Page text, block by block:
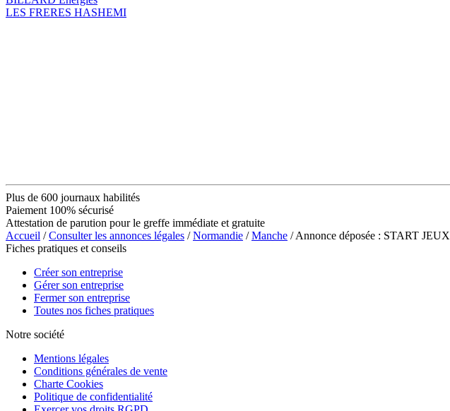
LES FRERES HASHEMI
Plus de 600 journaux habilités
Paiement 100% sécurisé
Attestation de parution pour le greffe immédiate et gratuite
Accueil /Consulter les annonces légales /Normandie /Manche / Annonce déposée : START JEUX
Fiches pratiques et conseils
Créer son entreprise
Gérer son entreprise
Fermer son entreprise
Toutes nos fiches pratiques
Notre société
Mentions légales
Conditions générales de vente
Charte Cookies
Politique de confidentialité